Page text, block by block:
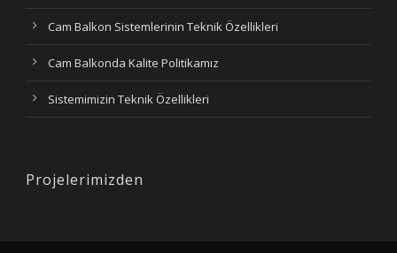
Cam Balkon Sistemlerinin Teknik Özellikleri
Cam Balkonda Kalite Politikamız
Sistemimizin Teknik Özellikleri
Projelerimizden